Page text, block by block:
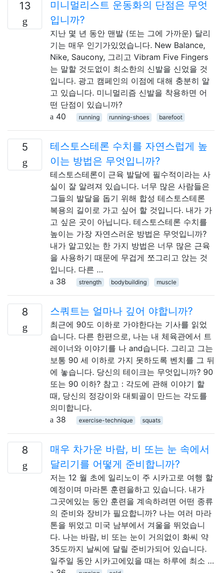
13
미니멀리스트 운동화의 단점은 무엇
입니까?
지난 몇 년 동안 맨발 (또는 그에 가까운) 달리
기는 매우 인기가있었습니다. New Balance,
Nike, Saucony, 그리고 Vibram Five Fingers
는 말할 것도없이 최소한의 신발을 신었을 것
입니다. 광고 캠페인의 이점에 대해 충분히 알
고 있습니다. 미니멀리즘 신발을 착용하면 어
떤 단점이 있습니까?
40
running running-shoes barefoot
5
테스토스테론 수치를 자연스럽게 높
이는 방법은 무엇입니까?
테스토스테론이 근육 발달에 필수적이라는 사
실이 잘 알려져 있습니다. 너무 많은 사람들은
그들의 발달을 돕기 위해 합성 테스토스테론
복용의 길이로 가고 싶어 할 것입니다. 내가 가
고 싶은 곳이 아닙니다. 테스토스테론 수치를
높이는 가장 자연스러운 방법은 무엇입니까?
내가 알고있는 한 가지 방법은 너무 많은 근육
을 사용하기 때문에 무겁게 쪼그리고 앉는 것
입니다. 다른 …
38
strength bodybuilding muscle
8 스쿼트는 얼마나 깊어 야합니까?
최근에 90도 이하로 가야한다는 기사를 읽었
습니다. 다른 한편으로, 나는 내 체육관에서 트
레이너와 이야기를 나 and습니다. 그리고 그는
보통 90 세 이하로 가지 못하도록 벤치를 그 뒤
에 놓습니다. 당신의 테이크는 무엇입니까? 90
또는 90 이하? 참고 : 각도에 관해 이야기 할
때, 당신의 정강이와 대퇴골이 만드는 각도를
의미합니다.
38
exercise-technique squats
8
매우 차가운 바람, 비 또는 눈 속에서
달리기를 어떻게 준비합니까?
저는 12 월 초에 일리노이 주 시카고로 여행 할
예정이며 마라톤 훈련을하고 있습니다. 내가
그곳에있는 동안 훈련을 계속하려면 어떤 종류
의 준비와 장비가 필요합니까? 나는 여러 마라
톤을 뛰었고 미국 남부에서 겨울을 뛰었습니
다. 나는 바람, 비 또는 눈이 거의없이 화씨 약
35도까지 날씨에 달릴 준비가되어 있습니다.
일주일 동안 시카고에있을 때는 하루에 최소 …